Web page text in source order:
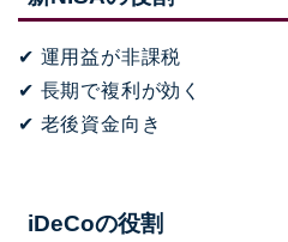
✔ 運用益が非課税
✔ 長期で複利が効く
✔ 老後資金向き
iDeCoの役割